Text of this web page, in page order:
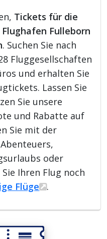
Tickets für die
Fulleborn
. Suchen Sie nach
Fluggesellschaften
und erhalten Sie
Lassen Sie
Sie unsere
und Rabatte auf
Sie mit der
oder
Ihren Flug noch
Flüge .